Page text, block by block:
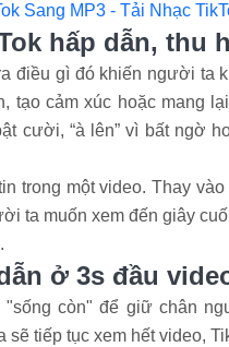
Sang MP3 - Tải Nhạc
hấp dẫn, thu
điều gì đó khiến người ta
tạo cảm xúc hoặc mang
cười, “à lên” vì bất ngờ
trong một video. Thay
ta muốn xem đến giây
ở 3s đầu
còn" để giữ chân
tiếp tục xem hết video,